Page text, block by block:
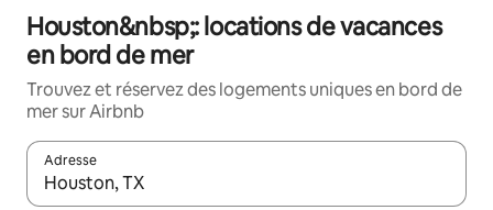
Houston&nbsp;: locations de vacances
en bord de mer
Trouvez et réservez des logements uniques en bord de
mer sur Airbnb
Adresse
Lorsque les résultats s'affichent, utilisez les flèches vers le